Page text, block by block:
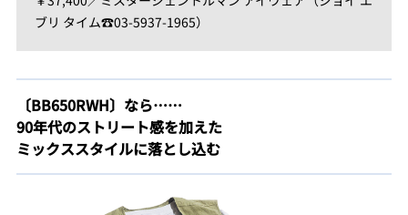
ブリ タイム☎03-5937-1965）
〔BB650RWH〕なら……
90年代のストリート感を加えた
ミックススタイルに落とし込む